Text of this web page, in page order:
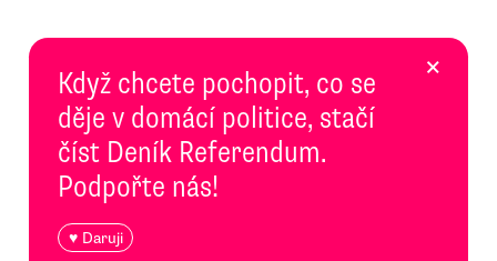
Když chcete pochopit, co se
děje v domácí politice, stačí
číst Deník Referendum.
Podpořte nás!
♥ Daruji
×